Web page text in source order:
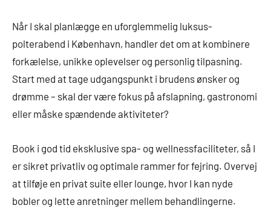
Når I skal planlægge en uforglemmelig luksus-
polterabend i København, handler det om at kombinere
forkælelse, unikke oplevelser og personlig tilpasning.
Start med at tage udgangspunkt i brudens ønsker og
drømme – skal der være fokus på afslapning, gastronomi
eller måske spændende aktiviteter?
Book i god tid eksklusive spa- og wellnessfaciliteter, så I
er sikret privatliv og optimale rammer for fejring. Overvej
at tilføje en privat suite eller lounge, hvor I kan nyde
bobler og lette anretninger mellem behandlingerne.